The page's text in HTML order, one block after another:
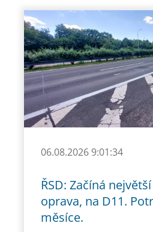
06.08.2026 9:01:34
ŘSD: Začíná
oprava, na D11.
měsíce.